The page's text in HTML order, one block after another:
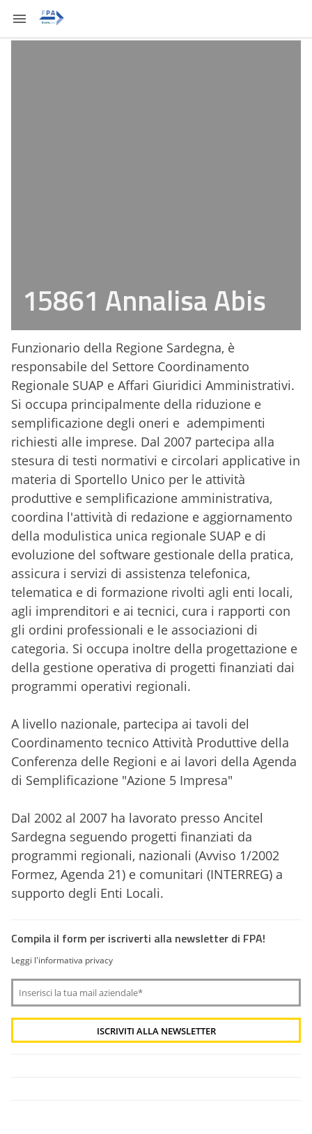
15861 Annalisa Abis
Funzionario della Regione Sardegna, è
responsabile del Settore Coordinamento
Regionale SUAP e Affari Giuridici Amministrativi.
Si occupa principalmente della riduzione e
semplificazione degli oneri e adempimenti
richiesti alle imprese. Dal 2007 partecipa alla
stesura di testi normativi e circolari applicative in
materia di Sportello Unico per le attività
produttive e semplificazione amministrativa,
coordina l'attività di redazione e aggiornamento
della modulistica unica regionale SUAP e di
evoluzione del software gestionale della pratica,
assicura i servizi di assistenza telefonica,
telematica e di formazione rivolti agli enti locali,
agli imprenditori e ai tecnici, cura i rapporti con
gli ordini professionali e le associazioni di
categoria. Si occupa inoltre della progettazione e
della gestione operativa di progetti finanziati dai
programmi operativi regionali.
A livello nazionale, partecipa ai tavoli del
Coordinamento tecnico Attività Produttive della
Conferenza delle Regioni e ai lavori della Agenda
di Semplificazione "Azione 5 Impresa"
Dal 2002 al 2007 ha lavorato presso Ancitel
Sardegna seguendo progetti finanziati da
programmi regionali, nazionali (Avviso 1/2002
Formez, Agenda 21) e comunitari (INTERREG) a
supporto degli Enti Locali.
Compila il form per iscriverti alla newsletter di FPA!
Leggi l'informativa privacy